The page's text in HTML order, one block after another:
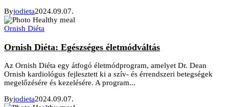
Byjodieta2024.09.07.
Ornish Diéta
Ornish Diéta: Egészséges életmódváltás
Az Ornish Diéta egy átfogó életmódprogram, amelyet Dr. Dean
Ornish kardiológus fejlesztett ki a szív- és érrendszeri betegségek
megelőzésére és kezelésére. A program...
Byjodieta2024.09.07.